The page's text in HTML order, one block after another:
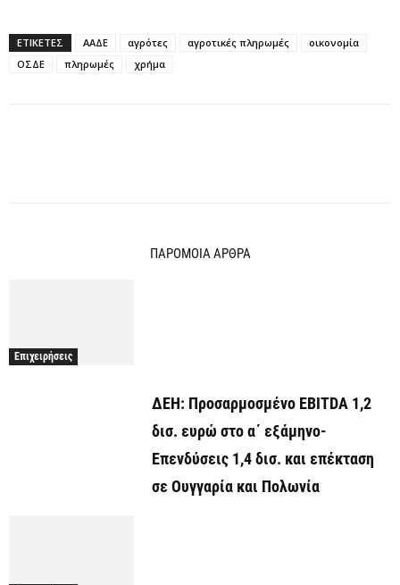
ΕΤΙΚΕΤΕΣ ΑΑΔΕ αγρότες αγροτικές πληρωμές
οικονομία
ΟΣΔΕ
πληρωμές χρήμα
ΠΑΡΟΜΟΙΑ ΑΡΘΡΑ
Επιχειρήσεις
ΔΕΗ: Προσαρμοσμένο EBITDA 1,2
δισ. ευρώ στο α΄ εξάμηνο-
Επενδύσεις 1,4 δισ. και επέκταση
σε Ουγγαρία και Πολωνία